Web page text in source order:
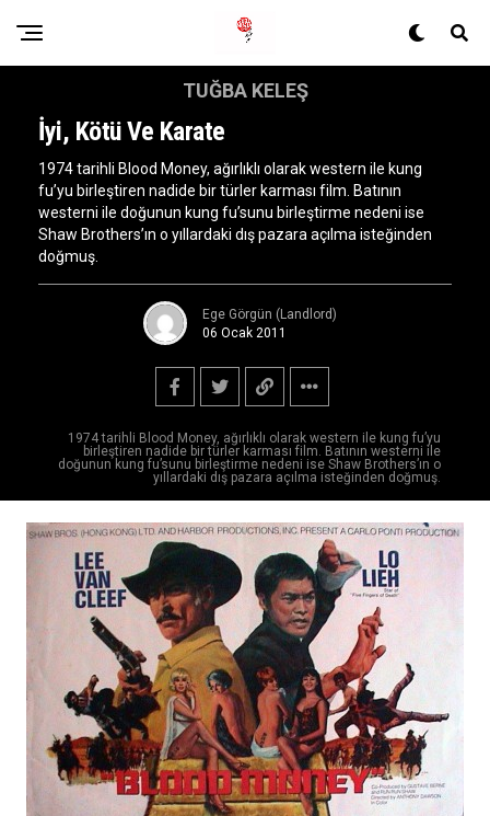
1974 tarihli Blood Money, ağırlıklı olarak western ile kung fu’yu
birleştiren nadide bir türler karması film. Batının westerni ile
doğunun kung fu’sunu birleştirme nedeni ise Shaw Brothers’ın o
yıllardaki dış pazara açılma isteğinden doğmuş.
TUĞBA KELEŞ
İyi, Kötü Ve Karate
1974 tarihli Blood Money, ağırlıklı olarak western ile kung
fu’yu birleştiren nadide bir türler karması film. Batının
westerni ile doğunun kung fu’sunu birleştirme nedeni ise
Shaw Brothers’ın o yıllardaki dış pazara açılma isteğinden
doğmuş.
Ege Görgün (Landlord)
06 Ocak 2011